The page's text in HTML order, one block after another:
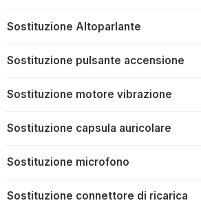
Sostituzione Altoparlante
Sostituzione pulsante accensione
Sostituzione motore vibrazione
Sostituzione capsula auricolare
Sostituzione microfono
Sostituzione connettore di ricarica